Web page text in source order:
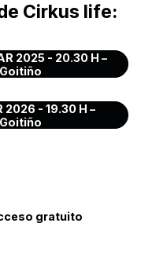
Cirkus life:
2025 - 20.30 H –
2026 - 19.30 H –
gratuito